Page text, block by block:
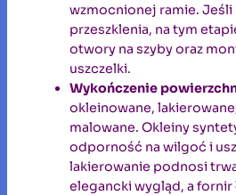
wzmocnionej ramie. Jeśli
przeszklenia, na tym
otwory na szyby oraz
uszczelki.
Wykończenie
okleinowane,
malowane. Okleiny
odporność na wilgoć i
lakierowanie podnosi
elegancki wygląd, a fornir